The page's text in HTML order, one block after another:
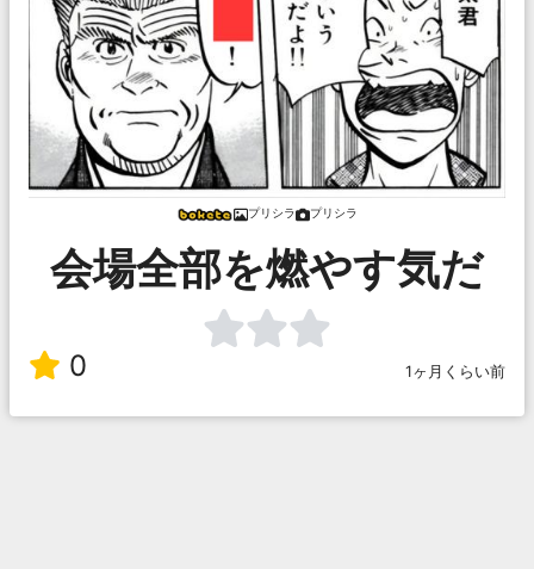
プリシラ プリシラ
会場全部を燃やす気だ
0 1ヶ月くらい前